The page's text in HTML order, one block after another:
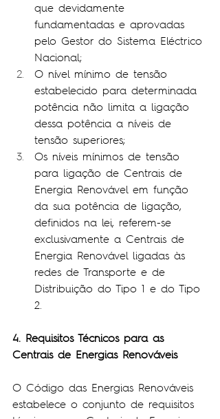
que devidamente
fundamentadas e aprovadas
pelo Gestor do Sistema Eléctrico
Nacional;
O nível mínimo de tensão
estabelecido para determinada
potência não limita a ligação
dessa potência a níveis de
tensão superiores;
Os níveis mínimos de tensão
para ligação de Centrais de
Energia Renovável em função
da sua potência de ligação,
definidos na lei, referem-se
exclusivamente a Centrais de
Energia Renovável ligadas às
redes de Transporte e de
Distribuição do Tipo 1 e do Tipo
2.
4. Requisitos Técnicos para as
Centrais de Energias Renováveis
O Código das Energias Renováveis
estabelece o conjunto de requisitos